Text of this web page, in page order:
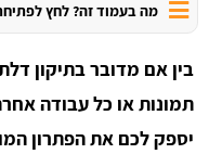
מה בעמוד זה? לחץ לפתיחת
בין אם מדובר בתיקון
תמונות או כל עבודה
יספק לכם את הפתרון